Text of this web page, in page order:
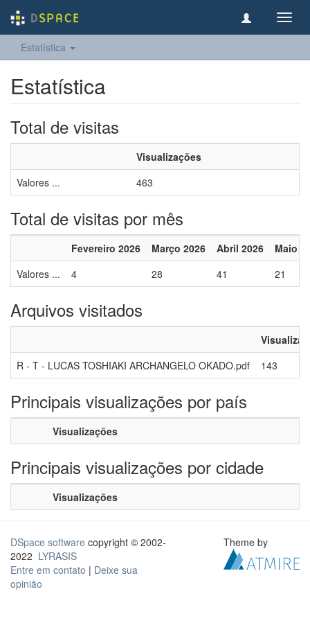
Estatística
Estatística
Total de visitas
Visualizações
Valores ...
463
Total de visitas por mês
Fevereiro 2026 Março 2026 Abril 2026
Maio
Valores ...
4 28 41 21
Arquivos visitados
R - T - LUCAS TOSHIAKI ARCHANGELO OKADO.pdf
143
Principais visualizações por país
Visualizações
Principais visualizações por cidade
Visualizações
DSpace software copyright © 2002-
2022 LYRASIS
Entre em contato | Deixe sua
opinião
Theme by